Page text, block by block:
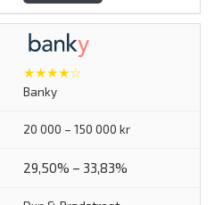
★★★★☆
Banky
20 000 – 150 000 kr
29,50% – 33,83%